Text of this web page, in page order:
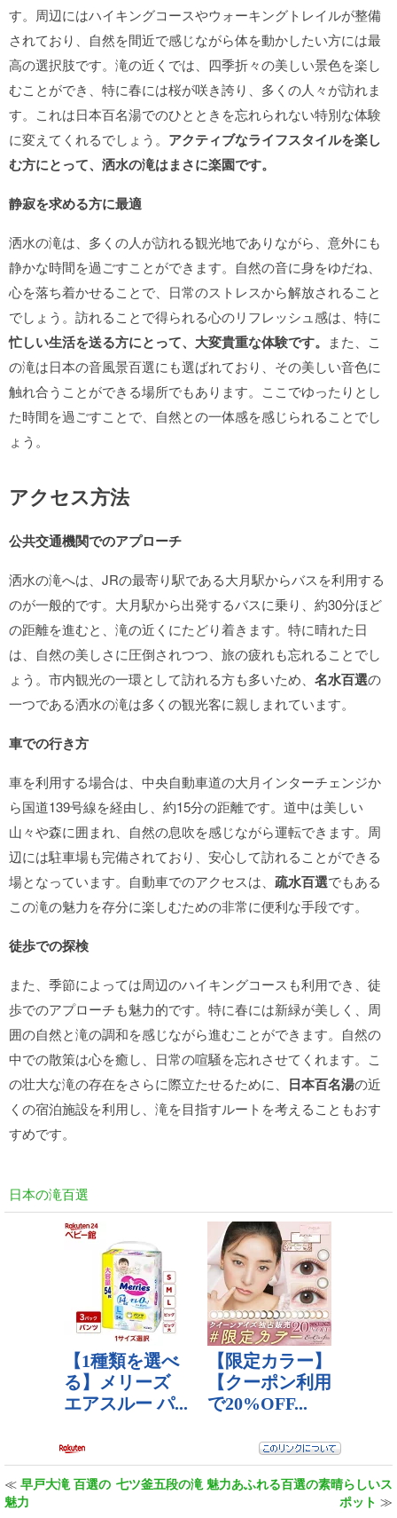
す。周辺にはハイキングコースやウォーキングトレイルが整備
されており、自然を間近で感じながら体を動かしたい方には最
高の選択肢です。滝の近くでは、四季折々の美しい景色を楽し
むことができ、特に春には桜が咲き誇り、多くの人々が訪れま
す。これは日本百名湯でのひとときを忘れられない特別な体験
に変えてくれるでしょう。 アクティブなライフスタイルを楽し
む方にとって、洒水の滝はまさに楽園です。
静寂を求める方に最適
洒水の滝は、多くの人が訪れる観光地でありながら、意外にも
静かな時間を過ごすことができます。自然の音に身をゆだね、
心を落ち着かせることで、日常のストレスから解放されること
でしょう。訪れることで得られる心のリフレッシュ感は、特に
忙しい生活を送る方にとって、大変貴重な体験です。 また、こ
の滝は日本の音風景百選にも選ばれており、その美しい音色に
触れ合うことができる場所でもあります。ここでゆったりとし
た時間を過ごすことで、自然との一体感を感じられることでし
ょう。
アクセス方法
公共交通機関でのアプローチ
洒水の滝へは、JRの最寄り駅である大月駅からバスを利用する
のが一般的です。大月駅から出発するバスに乗り、約30分ほど
の距離を進むと、滝の近くにたどり着きます。特に晴れた日
は、自然の美しさに圧倒されつつ、旅の疲れも忘れることでし
ょう。市内観光の一環として訪れる方も多いため、 名水百選の
一つである洒水の滝は多くの観光客に親しまれています。
車での行き方
車を利用する場合は、中央自動車道の大月インターチェンジか
ら国道139号線を経由し、約15分の距離です。道中は美しい
山々や森に囲まれ、自然の息吹を感じながら運転できます。周
辺には駐車場も完備されており、安心して訪れることができる
場となっています。自動車でのアクセスは、 疏水百選でもある
この滝の魅力を存分に楽しむための非常に便利な手段です。
徒歩での探検
また、季節によっては周辺のハイキングコースも利用でき、徒
歩でのアプローチも魅力的です。特に春には新緑が美しく、周
囲の自然と滝の調和を感じながら進むことができます。自然の
中での散策は心を癒し、日常の喧騒を忘れさせてくれます。こ
の壮大な滝の存在をさらに際立たせるために、 日本百名湯の近
くの宿泊施設を利用し、滝を目指すルートを考えることもおす
すめです。
日本の滝百選
≪ 早戸大滝 百選の
魅力
七ツ釜五段の滝 魅力あふれる百選の素晴らしいス
ポット ≫